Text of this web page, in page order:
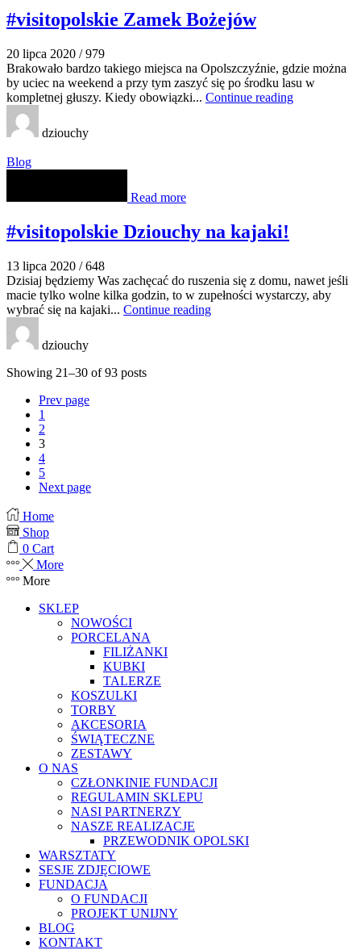
#visitopolskie Zamek Bożejów
20 lipca 2020 / 979
Brakowało bardzo takiego miejsca na Opolszczyźnie, gdzie można
by uciec na weekend a przy tym zaszyć się po środku lasu w
kompletnej głuszy. Kiedy obowiązki... Continue reading
dziouchy
Blog
Read more
#visitopolskie Dziouchy na kajaki!
13 lipca 2020 / 648
Dzisiaj będziemy Was zachęcać do ruszenia się z domu, nawet jeśli
macie tylko wolne kilka godzin, to w zupełności wystarczy, aby
wybrać się na kajaki... Continue reading
dziouchy
Showing 21–30 of 93 posts
Prev page
1
2
3
4
5
Next page
Home
Shop
0 Cart
More
More
SKLEP
NOWOŚCI
PORCELANA
FILIŻANKI
KUBKI
TALERZE
KOSZULKI
TORBY
AKCESORIA
ŚWIĄTECZNE
ZESTAWY
O NAS
CZŁONKINIE FUNDACJI
REGULAMIN SKLEPU
NASI PARTNERZY
NASZE REALIZACJE
PRZEWODNIK OPOLSKI
WARSZTATY
SESJE ZDJĘCIOWE
FUNDACJA
O FUNDACJI
PROJEKT UNIJNY
BLOG
KONTAKT